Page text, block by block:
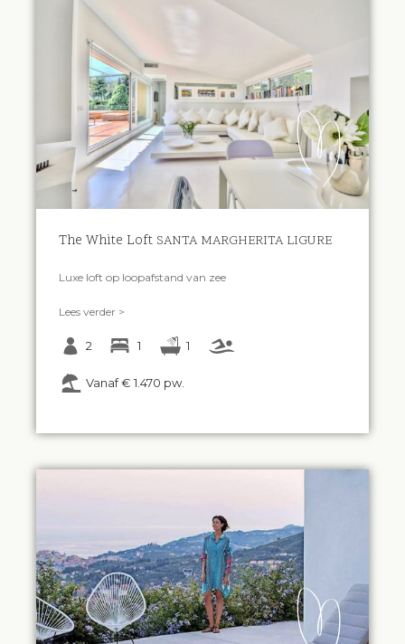
heeft Ligurië ook een schitterend, bergachtig binnenland. Via
slingerende bergwegen zijn hier tal van pittoreske stadjes en dorpjes
te ontdekken. Zoals Dolcedo met haar beroemde Romaanse brug
en talrijke strandjes langs de rivier, goed voor de nodige verkoeling
en waterpret voor wie in het binnenland verblijft.Laat je verrassen
hier om naar inspiratie pagina's vanLigurië
The White Loft SANTA MARGHERITA LIGURE
Luxe loft op loopafstand van zee
Lees verder >
2 1 1
Vanaf € 1.470 pw.